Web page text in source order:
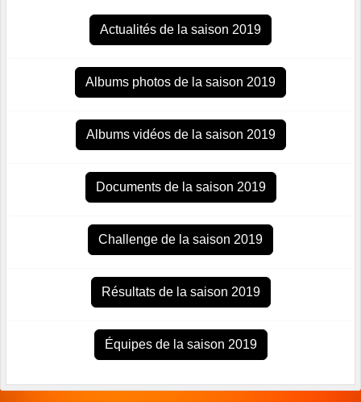
Actualités de la saison 2019
Albums photos de la saison 2019
Albums vidéos de la saison 2019
Documents de la saison 2019
Challenge de la saison 2019
Résultats de la saison 2019
Équipes de la saison 2019